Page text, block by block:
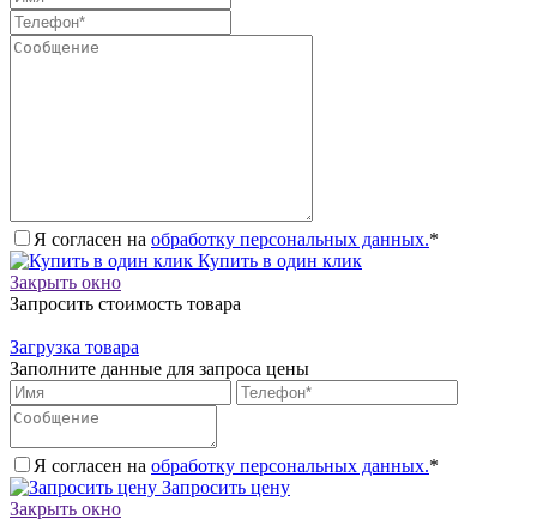
Я согласен на обработку персональных данных.*
Купить в один клик
Закрыть окно
Запросить стоимость товара
Загрузка товара
Заполните данные для запроса цены
Я согласен на обработку персональных данных.*
Запросить цену
Закрыть окно